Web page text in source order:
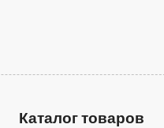
Каталог товаров